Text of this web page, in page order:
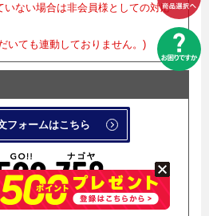
ない場合は非会員様としての対応
いても連動しておりません。)
フォームはこちら
ています。